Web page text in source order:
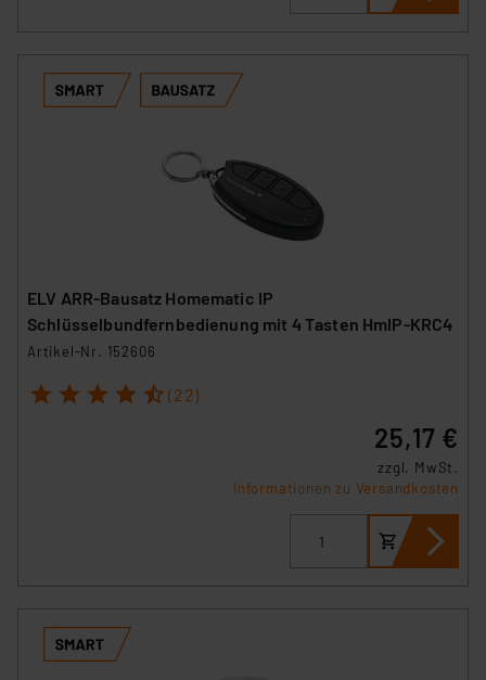
ELV ARR-Bausatz Homematic IP
Schlüsselbundfernbedienung mit 4 Tasten HmIP-KRC4
Artikel-Nr. 152606
1 2 3 4 5 (22)
25,17 €
zzgl. MwSt.
Informationen zu Versandkosten